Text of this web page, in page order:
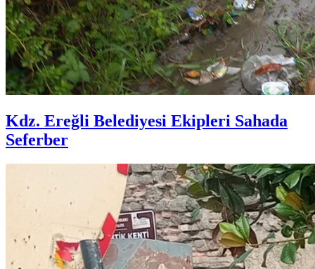
Kdz. Ereğli Belediyesi Ekipleri Sahada
Seferber